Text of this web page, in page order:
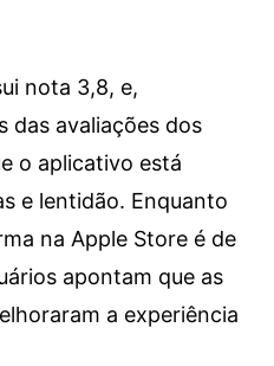
nota 3,8, e,
das avaliações dos
o aplicativo está
e lentidão. Enquanto
na Apple Store é de
apontam que as
a experiência